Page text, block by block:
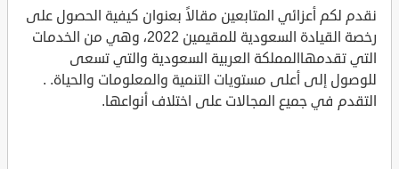
نقدم لكم أعزائي المتابعين مقالاً بعنوان كيفية الحصول على
رخصة القيادة السعودية للمقيمين 2022، وهي من الخدمات
التي تقدمهاالمملكة العربية السعودية والتي تسعى
للوصول إلى أعلى مستويات التنمية والمعلومات والحياة. .
التقدم في جميع المجالات على اختلاف أنواعها.